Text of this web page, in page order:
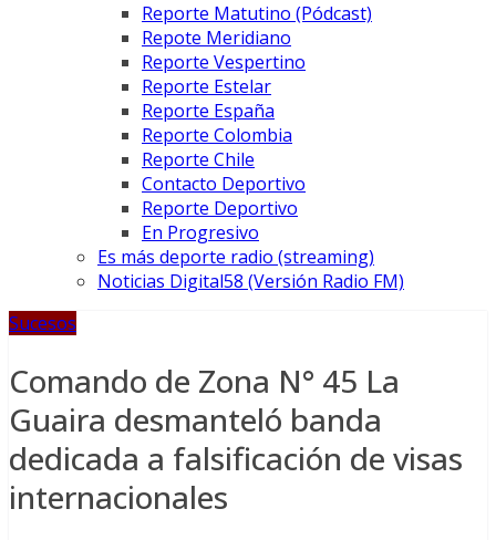
Reporte Matutino (Pódcast)
Repote Meridiano
Reporte Vespertino
Reporte Estelar
Reporte España
Reporte Colombia
Reporte Chile
Contacto Deportivo
Reporte Deportivo
En Progresivo
Es más deporte radio (streaming)
Noticias Digital58 (Versión Radio FM)
Sucesos
Comando de Zona N° 45 La
Guaira desmanteló banda
dedicada a falsificación de visas
internacionales